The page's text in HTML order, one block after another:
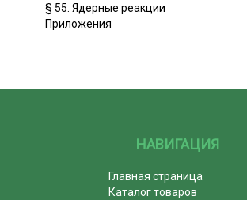
§ 55. Ядерные реакции
Приложения
НАВИГАЦИЯ
Главная страница
Каталог товаров